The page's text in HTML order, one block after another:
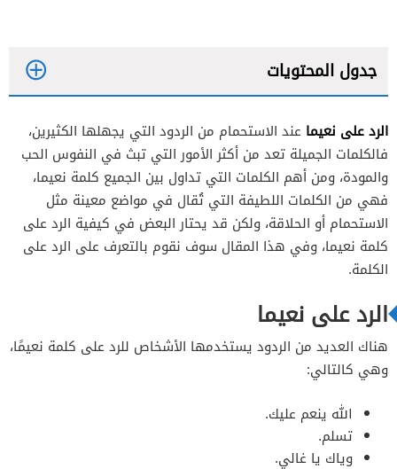
جدول المحتويات
الرد على نعيما عند الاستحمام من الردود التي يجهلها الكثيرين،
فالكلمات الجميلة تعد من أكثر الأمور التي تبث في النفوس الحب
والمودة، ومن أهم الكلمات التي تداول بين الجميع كلمة نعيما،
فهي من الكلمات اللطيفة التي تُقال في مواضع معينة مثل
الاستحمام أو الحلاقة، ولكن قد يحتار البعض في كيفية الرد على
كلمة نعيما، وفي هذا المقال سوف نقوم بالتعرف على الرد على
الكلمة.
الرد على نعيما
هناك العديد من الردود يستخدمها الأشخاص للرد على كلمة نعيمًا،
وهي كالتالي:
الله ينعم عليك.
تسلم.
وياك يا غالي.